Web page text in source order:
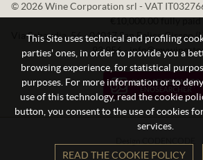
This Site uses technical and profiling
parties' ones, in order to provide you a
browsing experience, for statistical
purposes. For more information or to
use of this technology, read the cookie
button, you consent to the use of cookies
services.
READ THE COOKIE POLICY
© 2026 Wine Corporation srl - VAT
€10,000.00 fully paid
Via Sabaudia, 56 - 04017 San Felice Circeo
93 956 -